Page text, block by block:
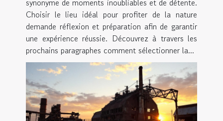
synonyme de moments inoubliables et de détente.
Choisir le lieu idéal pour profiter de la nature
demande réflexion et préparation afin de garantir
une expérience réussie. Découvrez à travers les
prochains paragraphes comment sélectionner la...